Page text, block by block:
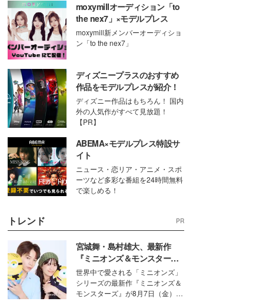
moxymillオーディション「to
the nex7」×モデルプレス
moxymill新メンバーオーディショ
ン「to the nex7」
ディズニープラスのおすすめ
作品をモデルプレスが紹介！
ディズニー作品はもちろん！ 国内
外の人気作がすべて見放題！
【PR】
ABEMA×モデルプレス特設サ
イト
ニュース・恋リア・アニメ・スポ
ーツなど多彩な番組を24時間無料
で楽しめる！
トレンド PR
宮城舞・島村雄大、最新作
『ミニオンズ＆モンスター
ズ』の魅力熱弁 ハチャメチャ
だけじゃない“友情と絆”に感
動
世界中で愛される「ミニオンズ」
シリーズの最新作『ミニオンズ＆
モンスターズ』が8月7日（金）に